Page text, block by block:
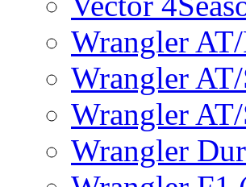
Wrangler
Wrangler
Wrangler
Wrangler